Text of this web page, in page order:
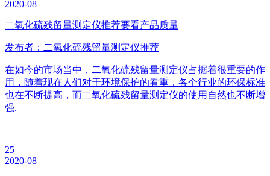
2020-08
二氧化硫残留量测定仪推荐要看产品质量
发布者：二氧化硫残留量测定仪推荐
在如今的市场当中，二氧化硫残留量测定仪占据着很重要的作
用，随着现在人们对于环境保护的看重，各个行业的环保标准
也在不断提高，而二氧化硫残留量测定仪的使用自然也不断增
强.
25
2020-08